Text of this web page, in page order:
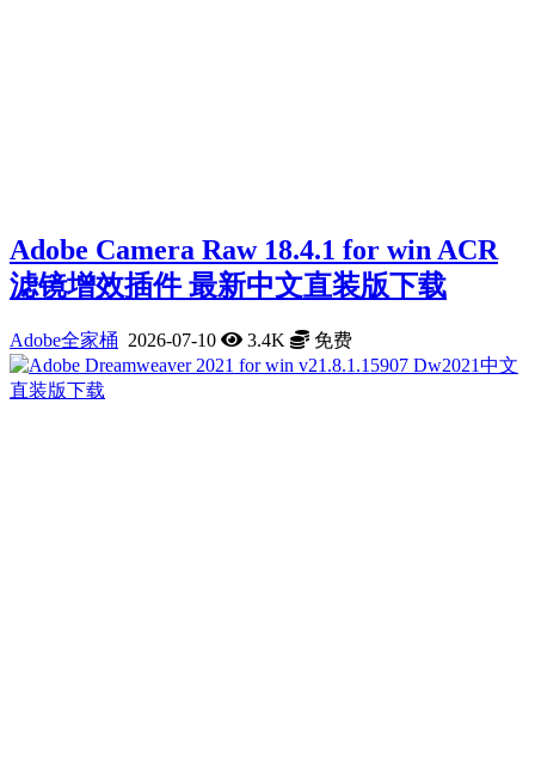
Adobe Camera Raw 18.4.1 for win ACR
滤镜增效插件 最新中文直装版下载
Adobe全家桶 2026-07-10 3.4K 免费